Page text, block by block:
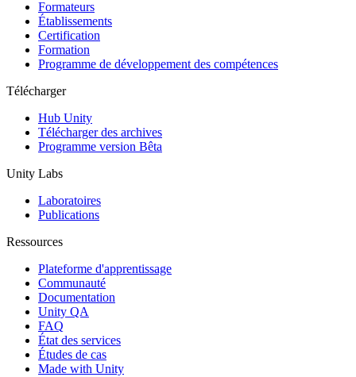
Jeux XR
Lancez des jeux XR sur plusieurs plateformes
Jeux multijoueur
Simplifiez le développement de jeux multijoueurs
Formateurs
Établissements
Certification
Formation
Programme de développement des compétences
Télécharger
Hub Unity
Télécharger des archives
Programme version Bêta
Unity Labs
Laboratoires
Publications
Ressources
Plateforme d'apprentissage
Communauté
Documentation
Unity QA
FAQ
État des services
Études de cas
Made with Unity